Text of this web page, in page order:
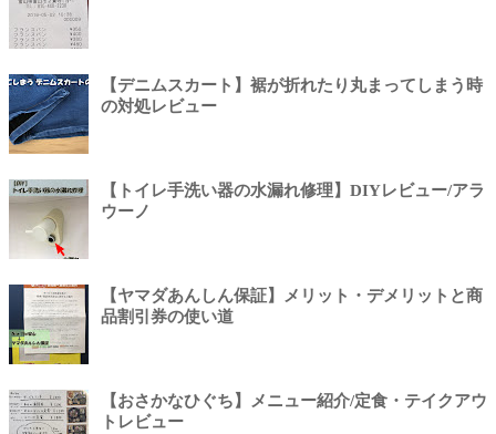
【デニムスカート】裾が折れたり丸まってしまう時
の対処レビュー
【トイレ手洗い器の水漏れ修理】DIYレビュー/アラ
ウーノ
【ヤマダあんしん保証】メリット・デメリットと商
品割引券の使い道
【おさかなひぐち】メニュー紹介/定食・テイクアウ
トレビュー